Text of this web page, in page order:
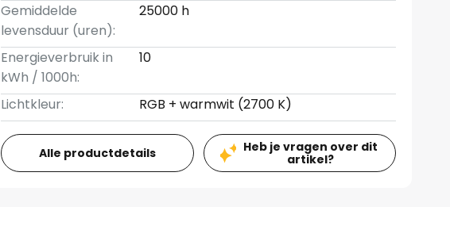
Gemiddelde
levensduur (uren):
25000 h
Energieverbruik in
kWh / 1000h:
10
Lichtkleur: RGB + warmwit (2700 K)
Alle productdetails
Heb je vragen over dit
artikel?